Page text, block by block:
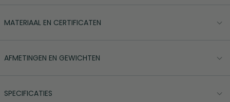
MATERIAAL EN CERTIFICATEN
AFMETINGEN EN GEWICHTEN
SPECIFICATIES